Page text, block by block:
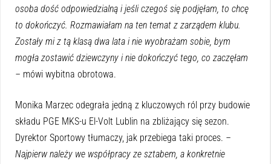
osoba dość odpowiedzialną i jeśli czegoś się podjęłam, to chcę
to dokończyć. Rozmawiałam na ten temat z zarządem klubu.
Zostały mi z tą klasą dwa lata i nie wyobrażam sobie, bym
mogła zostawić dziewczyny i nie dokończyć tego, co zaczęłam
– mówi wybitna obrotowa.
Monika Marzec odegrała jedną z kluczowych ról przy budowie
składu PGE MKS-u El-Volt Lublin na zbliżający się sezon.
Dyrektor Sportowy tłumaczy, jak przebiega taki proces. –
Najpierw należy we współpracy ze sztabem, a konkretnie